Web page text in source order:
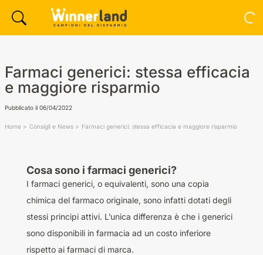
Farmaci generici: stessa efficacia
e maggiore risparmio
Pubblicato il 06/04/2022
Home Consigli e News Farmaci generici: stessa efficacia e maggiore risparmio
Cosa sono i farmaci generici?
I farmaci generici, o equivalenti, sono una copia
chimica del farmaco originale, sono infatti dotati degli
stessi principi attivi. L’unica differenza è che i generici
sono disponibili in farmacia ad un costo inferiore
rispetto ai farmaci di marca.